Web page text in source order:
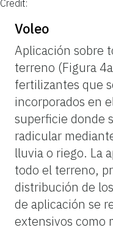
Credit:
Voleo
Aplicación sobre
terreno (Figura
fertilizantes que
incorporados en
superficie donde
radicular
lluvia o riego. La
todo el terreno,
distribución de
de aplicación se
extensivos como